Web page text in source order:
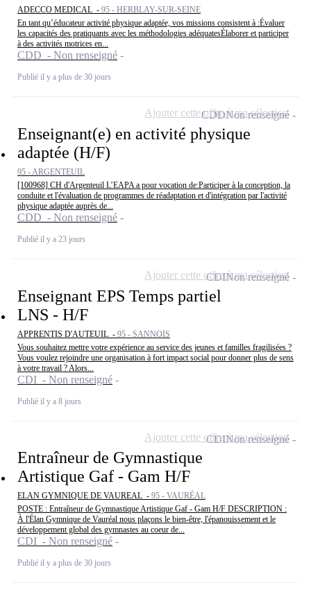
ADECCO MEDICAL - 95 - HERBLAY-SUR-SEINE
En tant qu’éducateur activité physique adaptée, vos missions consistent à :Évaluer
les capacités des pratiquants avec les méthodologies adéquatesÉlaborer et participer
à des activités motrices en...
CDD - Non renseigné
Publié il y a plus de 30 jours
Enseignant(e) en activité physique
adaptée (H/F)
95 - ARGENTEUIL
[100968] CH d'Argenteuil L’EAPA a pour vocation de:Participer à la conception, la
conduite et l'évaluation de programmes de réadaptation et d'intégration par l'activité
physique adaptée auprès de...
CDD - Non renseigné
Publié il y a 23 jours
CDDNon renseigné
Ajouter cette offre à ma sélection
Enseignant EPS Temps partiel
LNS - H/F
APPRENTIS D'AUTEUIL - 95 - SANNOIS
Vous souhaitez mettre votre expérience au service des jeunes et familles fragilisées ?
Vous voulez rejoindre une organisation à fort impact social pour donner plus de sens
à votre travail ? Alors...
CDI - Non renseigné
Publié il y a 8 jours
CDINon renseigné
Ajouter cette offre à ma sélection
Entraîneur de Gymnastique
Artistique Gaf - Gam H/F
ELAN GYMNIQUE DE VAUREAL - 95 - VAURÉAL
POSTE : Entraîneur de Gymnastique Artistique Gaf - Gam H/F DESCRIPTION :
À l'Élan Gymnique de Vauréal nous plaçons le bien-être, l'épanouissement et le
développement global des gymnastes au coeur de...
CDI - Non renseigné
Publié il y a plus de 30 jours
CDINon renseigné
Ajouter cette offre à ma sélection